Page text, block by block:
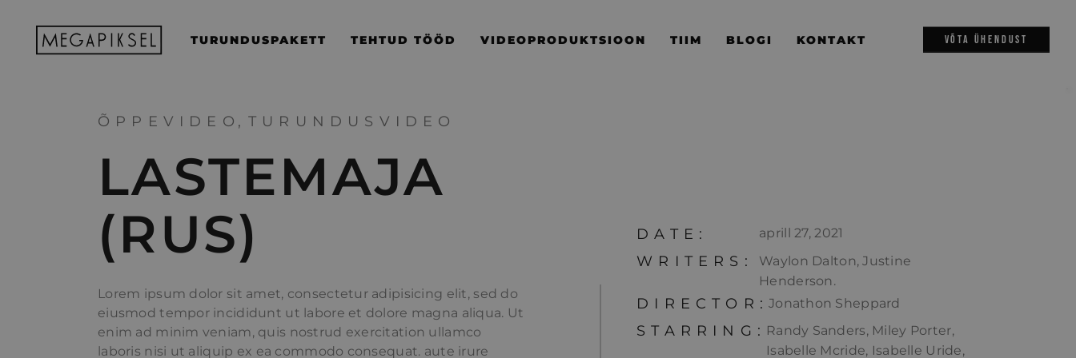
TURUNDUSPAKETT TEHTUD TÖÖD VIDEOPRODUKTSIOON TIIM BLOGI KONTAKT VÕTA ÜHENDUST
ÕPPEVIDEO TURUNDUSVIDEO
LASTEMAJA
(RUS)
Lorem ipsum dolor sit amet, consectetur adipisicing elit, sed do
eiusmod tempor incididunt ut labore et dolore magna aliqua. Ut
enim ad minim veniam, quis nostrud exercitation ullamco
laboris nisi ut aliquip ex ea commodo consequat. aute irure
DATE: aprill 27, 2021
WRITERS:
Waylon Dalton, Justine
Henderson.
DIRECTOR: Jonathon Sheppard
STARRING: Randy Sanders, Miley Porter,
Isabelle Mcride, Isabelle Uride,